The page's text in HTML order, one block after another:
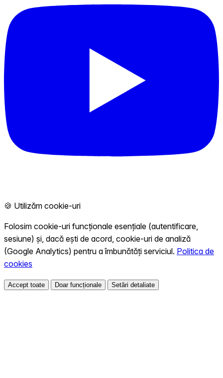
🍪 Utilizăm cookie-uri
Folosim cookie-uri funcționale esențiale (autentificare,
sesiune) și, dacă ești de acord, cookie-uri de analiză
(Google Analytics) pentru a îmbunătăți serviciul. Politica de
cookies
Accept toate Doar funcționale Setări detaliate